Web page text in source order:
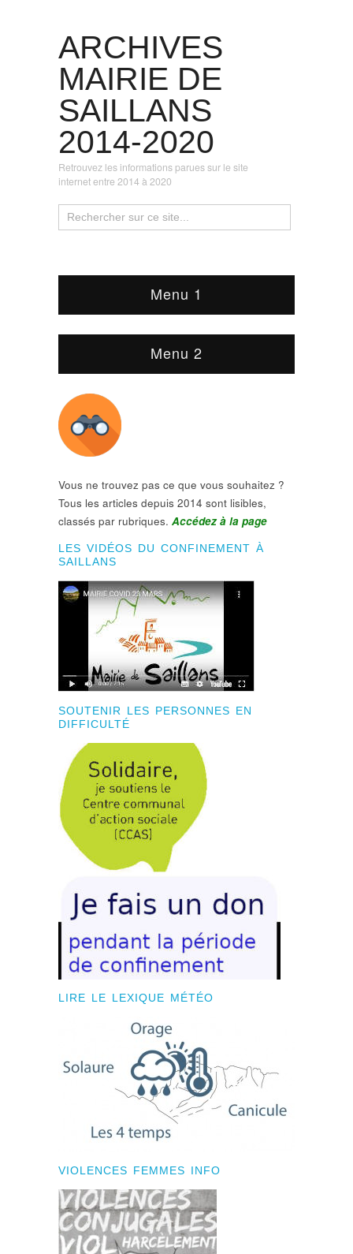
ARCHIVES
MAIRIE DE
SAILLANS
2014-2020
Retrouvez les informations parues sur le site
internet entre 2014 à 2020
Menu 1
Menu 2
Vous ne trouvez pas ce que vous souhaitez ?
Tous les articles depuis 2014 sont lisibles,
classés par rubriques. Accédez à la page
LES VIDÉOS DU CONFINEMENT À
SAILLANS
SOUTENIR LES PERSONNES EN
DIFFICULTÉ
LIRE LE LEXIQUE MÉTÉO
VIOLENCES FEMMES INFO